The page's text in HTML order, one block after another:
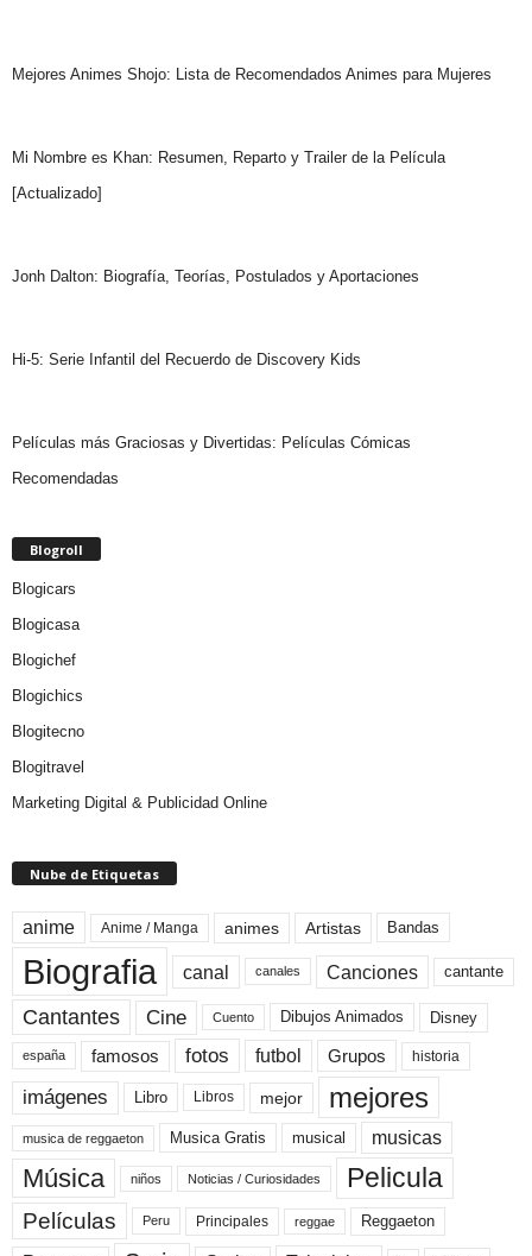
Mejores Animes Shojo: Lista de Recomendados Animes para Mujeres
Mi Nombre es Khan: Resumen, Reparto y Trailer de la Película
[Actualizado]
Jonh Dalton: Biografía, Teorías, Postulados y Aportaciones
Hi-5: Serie Infantil del Recuerdo de Discovery Kids
Películas más Graciosas y Divertidas: Películas Cómicas
Recomendadas
Blogroll
Blogicars
Blogicasa
Blogichef
Blogichics
Blogitecno
Blogitravel
Marketing Digital & Publicidad Online
Nube de Etiquetas
anime Anime / Manga animes Artistas Bandas
Biografia canal canales Canciones cantante
Cantantes Cine Cuento Dibujos Animados Disney
españa famosos fotos futbol Grupos historia
imágenes Libro Libros mejor mejores
musica de reggaeton Musica Gratis musical musicas
Música niños Noticias / Curiosidades Pelicula
Películas Peru Principales reggae Reggaeton